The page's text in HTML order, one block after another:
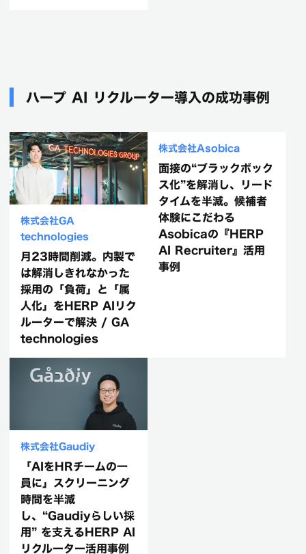
ハープ AI リクルーター導入の成功事例
株式会社GA
technologies
月23時間削減。内製で
は解消しきれなかった
採用の「負荷」と「属
人化」をHERP AIリク
ルーターで解決 / GA
technologies
株式会社Asobica
面接の“ブラックボック
ス化”を解消し、リード
株式会社Gaudiy
「AIをHRチームの一
員に」スクリーニング
時間を半減
し、“Gaudiyらしい採
用” を支えるHERP AI